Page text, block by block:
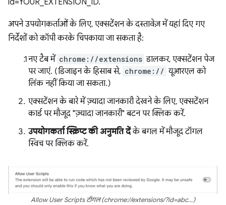
id=YOUR_EXTENSION_ID.
अपने उपयोगकर्ताओं के लिए, एक्सटेंशन के दस्तावेज़ में यहां दिए गए
निर्देशों को कॉपी करके चिपकाया जा सकता है:
नए टैब में chrome://extensions डालकर, एक्सटेंशन पेज
पर जाएं. (डिजाइन के हिसाब से, chrome:// यूआरएल को
लिंक नहीं किया जा सकता.)
एक्सटेंशन के बारे में ज़्यादा जानकारी देखने के लिए, एक्सटेंशन
कार्ड पर मौजूद "ज़्यादा जानकारी" बटन पर क्लिक करें.
उपयोगकर्ता स्क्रिप्ट की अनुमति देंके बगल में मौजूद टॉगल
स्विच पर क्लिक करें.
Allow User Scripts टॉगल (chrome://extensions/?id=abc...)